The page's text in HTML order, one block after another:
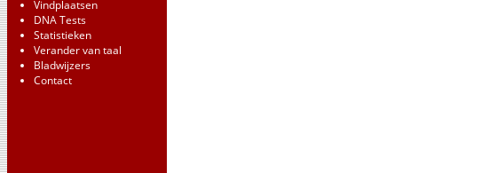
Vindplaatsen
DNA Tests
Statistieken
Verander van taal
Bladwijzers
Contact